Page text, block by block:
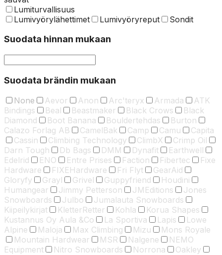
Lumiturvallisuus
Lumivyörylähettimet
Lumivyöryreput Sondit
Suodata hinnan mukaan
Suodata brändin mukaan
None Aevor Anon Arc'teryx Armada
ATK
Bindings
Beal Beastmaker Black Crows
Black
Diamond
Boot Banana Bouldertehdas
Burton
Calazo Forlag AB
CamelBak Camp Camu
Capita
Cassin
Climbing Technology ClimbX
Crimp Oil
Darn Tough
Db Bags DMM Dynafit
Earthwell
Edelrid
ENO Entre Prises Faction Fibertec
Fixe
Hardware
FIXEHardware Fri Flyt
GearAid
Gloryfy
Grayl Grivel Guppyfriend
Houdini
Humangear
Jimmy Petterson JMEditions
Jones
Snowboards
Julbo
Jumalauta Snowboards
Kiipeilykirjat
KletterRetter Kohla
Korua Shapes
Kustannus Oy Aula &Co
La Sportiva Lapis
Lowe
Alpine
Maloja Max Climbing Mizu
Mons Royale
Mountain Hardwear
MSR Nalgene
NEMO
Equipment
Nitro Snowboards Norrona
Oakley